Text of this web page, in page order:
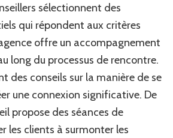
sélectionnent des
qui répondent aux critères
offre un accompagnement
long du processus de rencontre.
des conseils sur la manière de se
une connexion significative. De
propose des séances de
les clients à surmonter les